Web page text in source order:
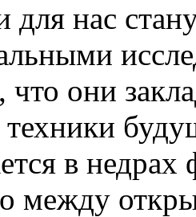
для нас
что они
в
между